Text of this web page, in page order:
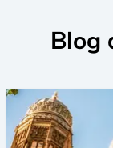
Blog